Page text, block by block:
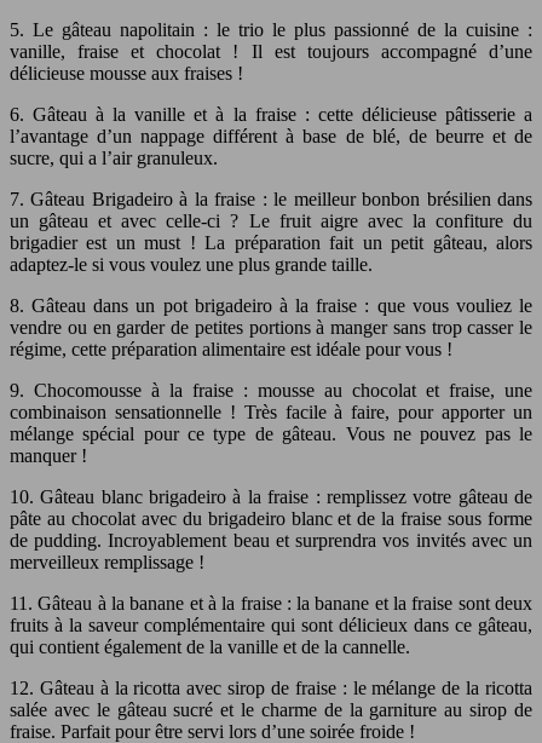
5. Le gâteau napolitain : le trio le plus passionné de la cuisine :
vanille, fraise et chocolat ! Il est toujours accompagné d’une
délicieuse mousse aux fraises !
6. Gâteau à la vanille et à la fraise : cette délicieuse pâtisserie a
l’avantage d’un nappage différent à base de blé, de beurre et de
sucre, qui a l’air granuleux.
7. Gâteau Brigadeiro à la fraise : le meilleur bonbon brésilien dans
un gâteau et avec celle-ci ? Le fruit aigre avec la confiture du
brigadier est un must ! La préparation fait un petit gâteau, alors
adaptez-le si vous voulez une plus grande taille.
8. Gâteau dans un pot brigadeiro à la fraise : que vous vouliez le
vendre ou en garder de petites portions à manger sans trop casser le
régime, cette préparation alimentaire est idéale pour vous !
9. Chocomousse à la fraise : mousse au chocolat et fraise, une
combinaison sensationnelle ! Très facile à faire, pour apporter un
mélange spécial pour ce type de gâteau. Vous ne pouvez pas le
manquer !
10. Gâteau blanc brigadeiro à la fraise : remplissez votre gâteau de
pâte au chocolat avec du brigadeiro blanc et de la fraise sous forme
de pudding. Incroyablement beau et surprendra vos invités avec un
merveilleux remplissage !
11. Gâteau à la banane et à la fraise : la banane et la fraise sont deux
fruits à la saveur complémentaire qui sont délicieux dans ce gâteau,
qui contient également de la vanille et de la cannelle.
12. Gâteau à la ricotta avec sirop de fraise : le mélange de la ricotta
salée avec le gâteau sucré et le charme de la garniture au sirop de
fraise. Parfait pour être servi lors d’une soirée froide !